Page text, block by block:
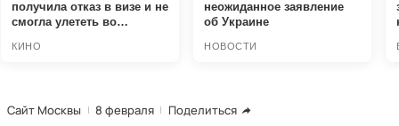
Сайт Москвы 8 февраля Поделиться